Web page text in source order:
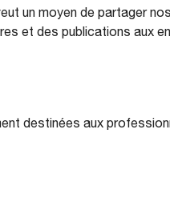
un moyen de partager
et des publications aux
destinées aux